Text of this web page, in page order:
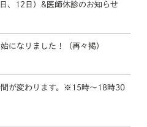
、12日）&医師休診のお知らせ
になりました！（再々掲）
間が変わります。※15時～18時30